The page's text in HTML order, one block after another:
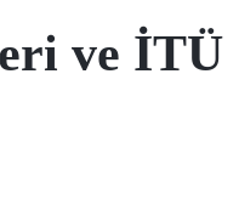
ve İTÜ